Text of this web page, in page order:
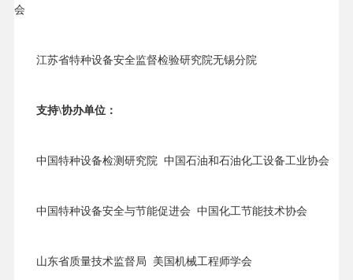
会
江苏省特种设备安全监督检验研究院无锡分院
支持\协办单位：
中国特种设备检测研究院 中国石油和石油化工设备工业协会
中国特种设备安全与节能促进会 中国化工节能技术协会
山东省质量技术监督局 美国机械工程师学会